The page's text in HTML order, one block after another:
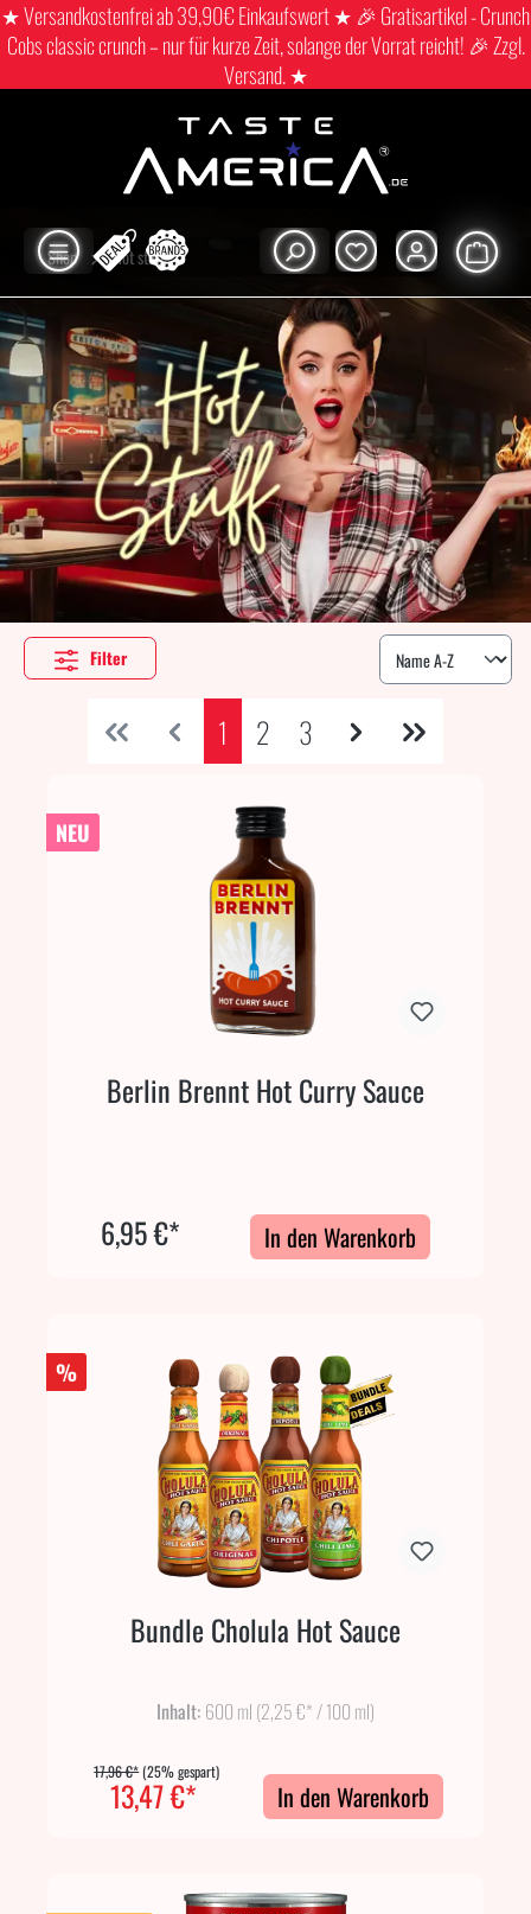
★ Versandkostenfrei ab 39,90€ Einkaufswert ★ 🎉 Gratisartikel - Crunch
Cobs classic crunch – nur für kurze Zeit, solange der Vorrat reicht! 🎉 Zzgl.
Versand. ★
Shop Hot stuff
Filter
1 2 3
NEU
Berlin Brennt Hot Curry Sauce
6,95 €* In den Warenkorb
%
Bundle Cholula Hot Sauce
Inhalt: 600 ml (2,25 €* / 100 ml)
13,47 €*
17,96 €*(25% gespart)
In den Warenkorb